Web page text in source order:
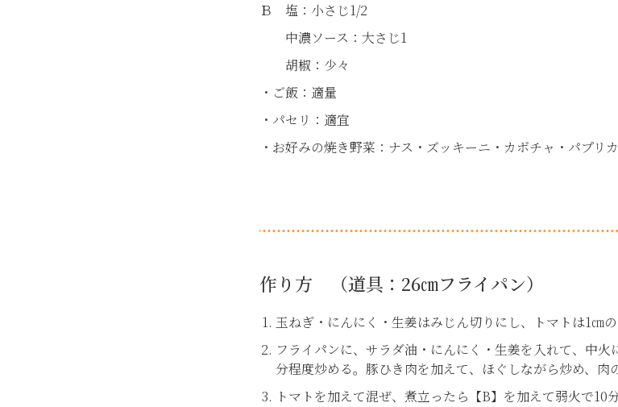
Ｂ 塩：小さじ1/2
中濃ソース：大さじ1
胡椒：少々
・ご飯：適量
・パセリ：適宜
・お好みの焼き野菜：ナス・ズッキーニ・カボチャ・パプリ
作り方 （道具：26㎝フライパン）
玉ねぎ・にんにく・生姜はみじん切りにし、トマトは1㎝の
フライパンに、サラダ油・にんにく・生姜を入れて、中
分程度炒める。豚ひき肉を加えて、ほぐしながら炒め、肉
トマトを加えて混ぜ、煮立ったら【B】を加えて弱火で10